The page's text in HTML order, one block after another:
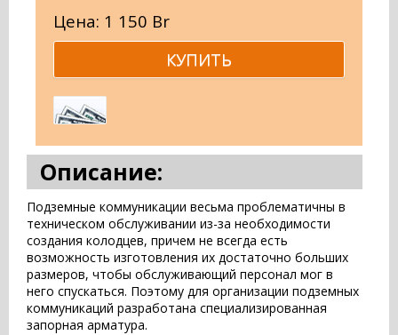
Цена: 1 150 Br
Описание:
Подземные коммуникации весьма проблематичны в
техническом обслуживании из-за необходимости
создания колодцев, причем не всегда есть
возможность изготовления их достаточно больших
размеров, чтобы обслуживающий персонал мог в
него спускаться. Поэтому для организации подземных
коммуникаций разработана специализированная
запорная арматура.